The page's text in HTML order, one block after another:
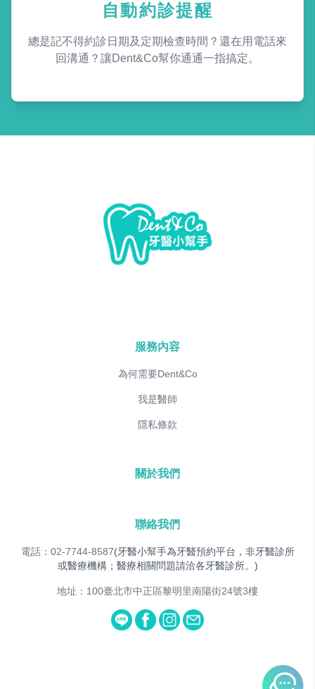
自動約診提醒
總是記不得約診日期及定期檢查時間？還在用電話來
回溝通？讓Dent&Co幫你通通一指搞定。
服務內容
為何需要Dent&Co
我是醫師
隱私條款
關於我們
聯絡我們
電話：02-7744-8587(牙醫小幫手為牙醫預約平台，非牙醫診所
或醫療機構；醫療相關問題請洽各牙醫診所。)
地址：100臺北市中正區黎明里南陽街24號3樓